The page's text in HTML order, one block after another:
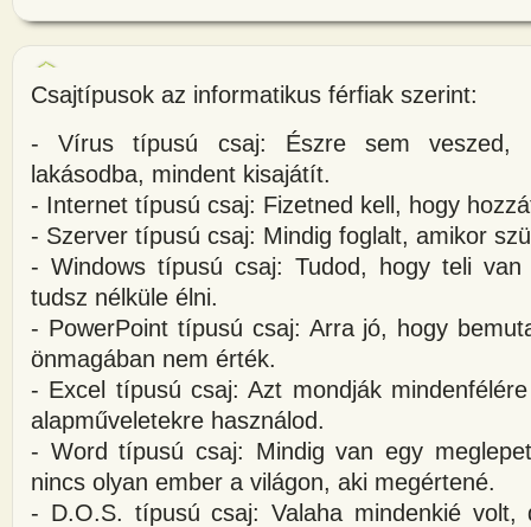
Csajtípusok az informatikus férfiak szerint:
- Vírus típusú csaj: Észre sem veszed,
lakásodba, mindent kisajátít.
- Internet típusú csaj: Fizetned kell, hogy
- Szerver típusú csaj: Mindig foglalt, amikor
- Windows típusú csaj: Tudod, hogy teli van
tudsz nélküle élni.
- PowerPoint típusú csaj: Arra jó, hogy
önmagában nem érték.
- Excel típusú csaj: Azt mondják
alapműveletekre használod.
- Word típusú csaj: Mindig van egy
nincs olyan ember a világon, aki megértené.
- D.O.S. típusú csaj: Valaha mindenkié volt,